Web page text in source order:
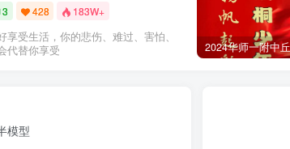
3 428 183W+
享受生活，你的悲伤、难过、害怕、
代替你享受
模型